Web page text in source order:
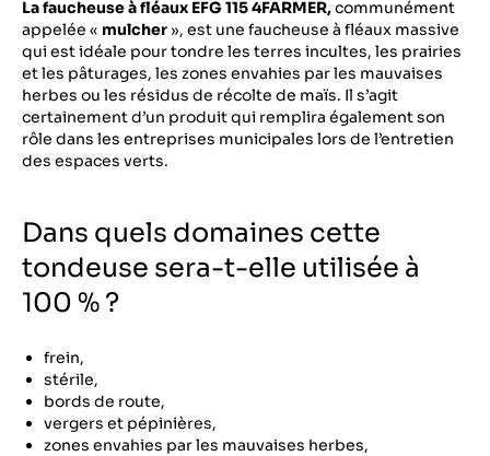
La faucheuse à fléaux EFG 115 4FARMER,communément
appelée « mulcher », est une faucheuse à fléaux massive
qui est idéale pour tondre les terres incultes, les prairies
et les pâturages, les zones envahies par les mauvaises
herbes ou les résidus de récolte de maïs. Il s’agit
certainement d’un produit qui remplira également son
rôle dans les entreprises municipales lors de l’entretien
des espaces verts.
Dans quels domaines cette
tondeuse sera-t-elle utilisée à
100 % ?
frein,
stérile,
bords de route,
vergers et pépinières,
zones envahies par les mauvaises herbes,